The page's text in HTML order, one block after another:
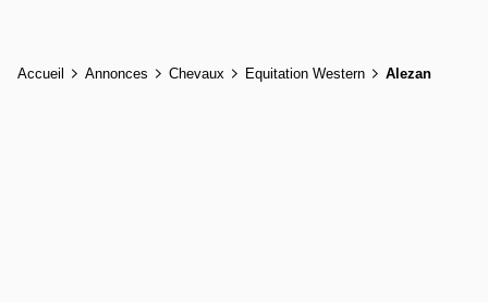
Accueil Annonces Chevaux Equitation Western Alezan